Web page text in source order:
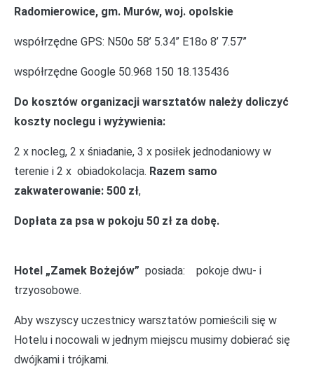
Radomierowice, gm. Murów, woj. opolskie
współrzędne GPS: N50o 58’ 5.34” E18o 8’ 7.57”
współrzędne Google 50.968 150 18.135436
Do kosztów organizacji warsztatów należy doliczyć
koszty noclegu i wyżywienia:
2 x nocleg, 2 x śniadanie, 3 x posiłek jednodaniowy w
terenie i 2 x obiadokolacja. Razem samo
zakwaterowanie: 500 zł,
Dopłata za psa w pokoju 50 zł za dobę.
Hotel „Zamek Bożejów” posiada: pokoje dwu- i
trzyosobowe.
Aby wszyscy uczestnicy warsztatów pomieścili się w
Hotelu i nocowali w jednym miejscu musimy dobierać się
dwójkami i trójkami.